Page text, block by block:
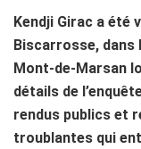
Kendji Girac a été
Biscarrosse, dans
Mont-de-Marsan
détails de
rendus publics et
troublantes qui